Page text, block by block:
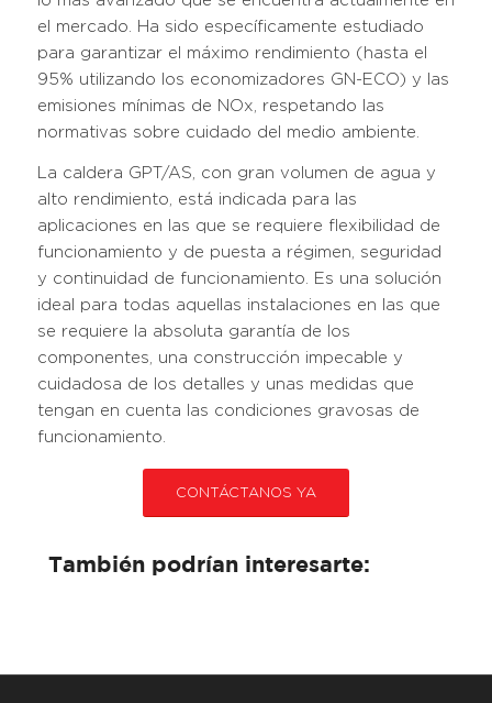
el mercado. Ha sido específicamente estudiado
para garantizar el máximo rendimiento (hasta el
95% utilizando los economizadores GN-ECO) y las
emisiones mínimas de NOx, respetando las
normativas sobre cuidado del medio ambiente.
La caldera GPT/AS, con gran volumen de agua y
alto rendimiento, está indicada para las
aplicaciones en las que se requiere flexibilidad de
funcionamiento y de puesta a régimen, seguridad
y continuidad de funcionamiento. Es una solución
ideal para todas aquellas instalaciones en las que
se requiere la absoluta garantía de los
componentes, una construcción impecable y
cuidadosa de los detalles y unas medidas que
tengan en cuenta las condiciones gravosas de
funcionamiento.
CONTÁCTANOS YA
También podrían interesarte: